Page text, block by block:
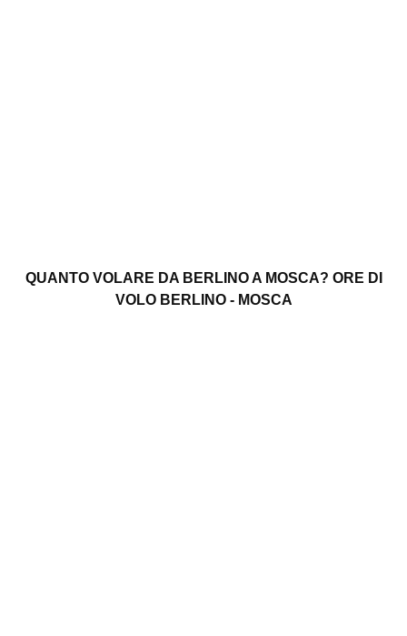
QUANTO VOLARE DA BERLINO A MOSCA? ORE DI
VOLO BERLINO - MOSCA